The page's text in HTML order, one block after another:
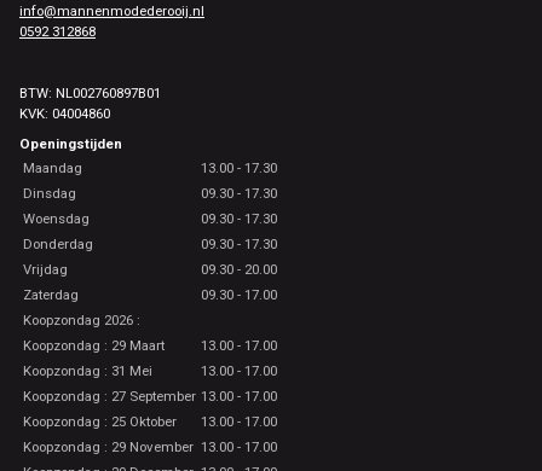
info@mannenmodederooij.nl
0592 312868
BTW: NL002760897B01
KVK: 04004860
Openingstijden
Maandag
13.00 - 17.30
Dinsdag
09.30 - 17.30
Woensdag
09.30 - 17.30
Donderdag
09.30 - 17.30
Vrijdag
09.30 - 20.00
Zaterdag
09.30 - 17.00
Koopzondag 2026 :
Koopzondag : 29 Maart
13.00 - 17.00
Koopzondag : 31 Mei
13.00 - 17.00
Koopzondag : 27 September 13.00 - 17.00
Koopzondag : 25 Oktober
13.00 - 17.00
Koopzondag : 29 November 13.00 - 17.00